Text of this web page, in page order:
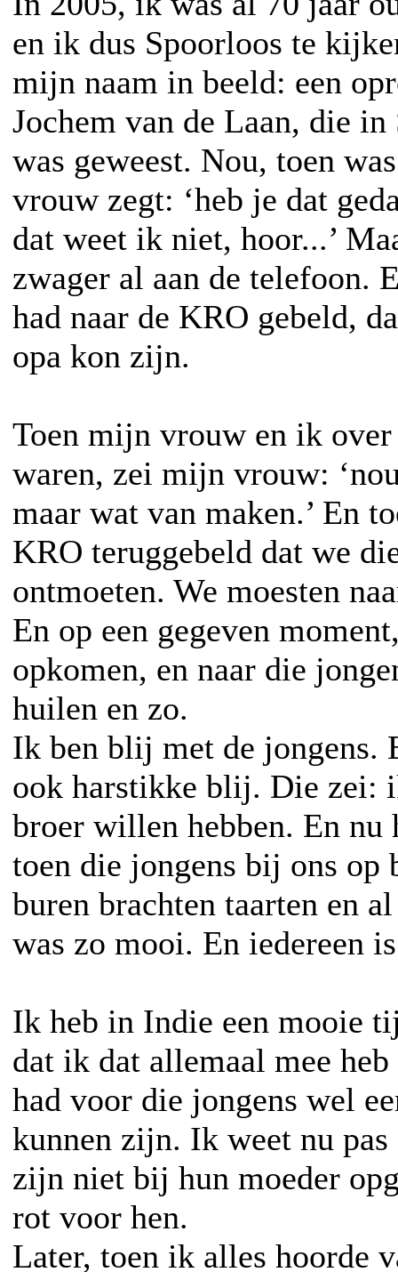
en ik dus Spoorloos te
mijn naam in beeld: een
Jochem van de Laan, die in
was geweest. Nou, toen
vrouw zegt: ‘heb je dat
dat weet ik niet, hoor...’
zwager al aan de telefoon.
had naar de KRO gebeld,
opa kon zijn.
Toen mijn vrouw en ik over
waren, zei mijn vrouw:
maar wat van maken.’ En
KRO teruggebeld dat we
ontmoeten. We moesten
En op een gegeven
opkomen, en naar die
huilen en zo.
Ik ben blij met de jongens.
ook harstikke blij. Die zei:
broer willen hebben. En nu
toen die jongens bij ons op
buren brachten taarten en
was zo mooi. En iedereen
Ik heb in Indie een mooie
dat ik dat allemaal mee
had voor die jongens wel
kunnen zijn. Ik weet nu pas
zijn niet bij hun moeder
rot voor hen.
Later, toen ik alles hoorde